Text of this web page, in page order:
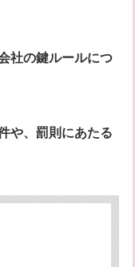
イザーの鍵紛失・製作
社の鍵ルールにつ
や、罰則にあたる